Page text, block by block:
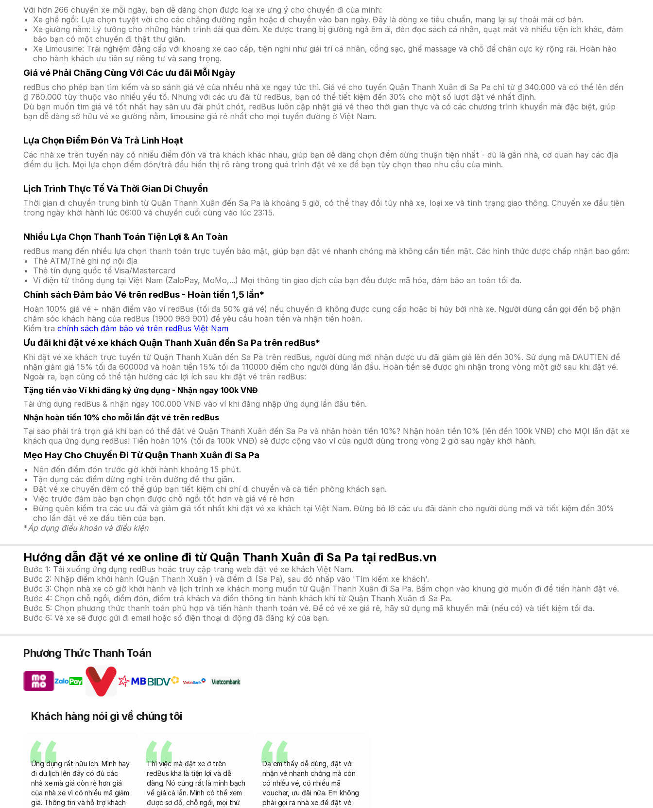
Với hơn 266 chuyến xe mỗi ngày, bạn dễ dàng chọn được loại xe ưng ý cho chuyến đi của mình:
Xe ghế ngồi: Lựa chọn tuyệt vời cho các chặng đường ngắn hoặc di chuyển vào ban ngày. Đây là dòng xe tiêu chuẩn, mang lại sự thoải mái cơ bản.
Xe giường nằm: Lý tưởng cho những hành trình dài qua đêm. Xe được trang bị giường ngả êm ái, đèn đọc sách cá nhân, quạt mát và nhiều tiện ích khác, đảm
bảo bạn có một chuyến đi thật thư giãn.
Xe Limousine: Trải nghiệm đẳng cấp với khoang xe cao cấp, tiện nghi như giải trí cá nhân, cổng sạc, ghế massage và chỗ để chân cực kỳ rộng rãi. Hoàn hảo
cho hành khách ưu tiên sự riêng tư và sang trọng.
Giá vé Phải Chăng Cùng Với Các ưu đãi Mỗi Ngày
redBus cho phép bạn tìm kiếm và so sánh giá vé của nhiều nhà xe ngay tức thì. Giá vé cho tuyến Quận Thanh Xuân đi Sa Pa chỉ từ ₫ 340.000 và có thể lên đến
₫ 780.000 tùy thuộc vào nhiều yếu tố. Nhưng với các ưu đãi từ redBus, bạn có thể tiết kiệm đến 30% cho một số lượt đặt vé nhất định.
Dù bạn muốn tìm giá vé tốt nhất hay săn ưu đãi phút chót, redBus luôn cập nhật giá vé theo thời gian thực và có các chương trình khuyến mãi đặc biệt, giúp
bạn dễ dàng sở hữu vé xe giường nằm, limousine giá rẻ nhất cho mọi tuyến đường ở Việt Nam.
Lựa Chọn Điểm Đón Và Trả Linh Hoạt
Các nhà xe trên tuyến này có nhiều điểm đón và trả khách khác nhau, giúp bạn dễ dàng chọn điểm dừng thuận tiện nhất - dù là gần nhà, cơ quan hay các địa
điểm du lịch. Mọi lựa chọn điểm đón/trả đều hiển thị rõ ràng trong quá trình đặt vé xe để bạn tùy chọn theo nhu cầu của mình.
Lịch Trình Thực Tế Và Thời Gian Di Chuyển
Thời gian di chuyển trung bình từ Quận Thanh Xuân đến Sa Pa là khoảng 5 giờ, có thể thay đổi tùy nhà xe, loại xe và tình trạng giao thông. Chuyến xe đầu tiên
trong ngày khởi hành lúc 06:00 và chuyến cuối cùng vào lúc 23:15.
Nhiều Lựa Chọn Thanh Toán Tiện Lợi & An Toàn
redBus mang đến nhiều lựa chọn thanh toán trực tuyến bảo mật, giúp bạn đặt vé nhanh chóng mà không cần tiền mặt. Các hình thức được chấp nhận bao gồm:
Thẻ ATM/Thẻ ghi nợ nội địa
Thẻ tín dụng quốc tế Visa/Mastercard
Ví điện tử thông dụng tại Việt Nam (ZaloPay, MoMo,...) Mọi thông tin giao dịch của bạn đều được mã hóa, đảm bảo an toàn tối đa.
Chính sách Đảm bảo Vé trên redBus - Hoàn tiền 1,5 lần*
Hoàn 100% giá vé + nhận điểm vào ví redBus (tối đa 50% giá vé) nếu chuyến đi không được cung cấp hoặc bị hủy bởi nhà xe. Người dùng cần gọi đến bộ phận
chăm sóc khách hàng của redBus (1900 989 901) để yêu cầu hoàn tiền và nhận tiền hoàn.
Kiểm tra chính sách đảm bảo vé trên redBus Việt Nam
Ưu đãi khi đặt vé xe khách Quận Thanh Xuân đến Sa Pa trên redBus*
Khi đặt vé xe khách trực tuyến từ Quận Thanh Xuân đến Sa Pa trên redBus, người dùng mới nhận được ưu đãi giảm giá lên đến 30%. Sử dụng mã DAUTIEN để
nhận giảm giá 15% tối đa 60000đ và hoàn tiền 15% tối đa 110000 điểm cho người dùng lần đầu. Hoàn tiền sẽ được ghi nhận trong vòng một giờ sau khi đặt vé.
Ngoài ra, bạn cũng có thể tận hưởng các lợi ích sau khi đặt vé trên redBus:
Tặng tiền vào Ví khi đăng ký ứng dụng - Nhận ngay 100k VNĐ
Tải ứng dụng redBus & nhận ngay 100.000 VNĐ vào ví khi đăng nhập ứng dụng lần đầu tiên.
Nhận hoàn tiền 10% cho mỗi lần đặt vé trên redBus
Tại sao phải trả trọn giá khi bạn có thể đặt vé Quận Thanh Xuân đến Sa Pa và nhận hoàn tiền 10%? Nhận hoàn tiền 10% (lên đến 100k VNĐ) cho MỌI lần đặt xe
khách qua ứng dụng redBus! Tiền hoàn 10% (tối đa 100k VNĐ) sẽ được cộng vào ví của người dùng trong vòng 2 giờ sau ngày khởi hành.
Mẹo Hay Cho Chuyến Đi Từ Quận Thanh Xuân đi Sa Pa
Nên đến điểm đón trước giờ khởi hành khoảng 15 phút.
Tận dụng các điểm dừng nghỉ trên đường để thư giãn.
Đặt vé xe chuyến đêm có thể giúp bạn tiết kiệm chi phí di chuyển và cả tiền phòng khách sạn.
Việc trước đảm bảo bạn chọn được chỗ ngồi tốt hơn và giá vé rẻ hơn
Đừng quên kiểm tra các ưu đãi và giảm giá tốt nhất khi đặt vé xe khách tại Việt Nam. Đừng bỏ lỡ các ưu đãi dành cho người dùng mới và tiết kiệm đến 30%
cho lần đặt vé xe đầu tiên của bạn.
*Áp dụng điều khoản và điều kiện
Hướng dẫn đặt vé xe online đi từ Quận Thanh Xuân đi Sa Pa tại redBus.vn
Bước 1: Tải xuống ứng dụng redBus hoặc truy cập trang web đặt vé xe khách Việt Nam.
Bước 2: Nhập điểm khởi hành (Quận Thanh Xuân ) và điểm đi (Sa Pa), sau đó nhấp vào 'Tìm kiếm xe khách'.
Bước 3: Chọn nhà xe có giờ khởi hành và lịch trình xe khách mong muốn từ Quận Thanh Xuân đi Sa Pa. Bấm chọn vào khung giờ muốn đi để tiến hành đặt vé.
Bước 4: Chọn chỗ ngồi, điểm đón, điểm trả khách và điền thông tin hành khách khi từ Quận Thanh Xuân đi Sa Pa.
Bước 5: Chọn phương thức thanh toán phù hợp và tiến hành thanh toán vé. Để có vé xe giá rẻ, hãy sử dụng mã khuyến mãi (nếu có) và tiết kiệm tối đa.
Bước 6: Vé xe sẽ được gửi đi email hoặc số điện thoại di động đã đăng ký của bạn.
Phương Thức Thanh Toán
Khách hàng nói gì về chúng tôi
Ứng dụng rất hữu ích. Mình hay
đi du lịch lên đây có đủ các
nhà xe mà giá còn rẻ hơn giá
của nhà xe vì có nhiều mã giảm
giá. Thông tin và hỗ trợ khách
Thì việc mà đặt xe ở trên
redBus khá là tiện lợi và dễ
dàng. Nó cũng rất là minh bạch
về giá cả lẫn. Mình có thể xem
được sơ đồ, chỗ ngồi, mọi thứ
Dạ em thấy dễ dùng, đặt với
nhận vé nhanh chóng mà còn
có nhiều vé, có nhiều mã
voucher, ưu đãi nữa. Em không
phải gọi ra nhà xe để đặt vé